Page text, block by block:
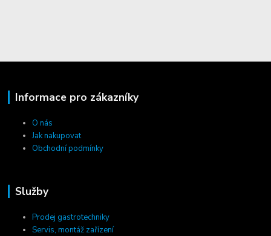
Informace pro zákazníky
O nás
Jak nakupovat
Obchodní podmínky
Služby
Prodej gastrotechniky
Servis, montáž zařízení